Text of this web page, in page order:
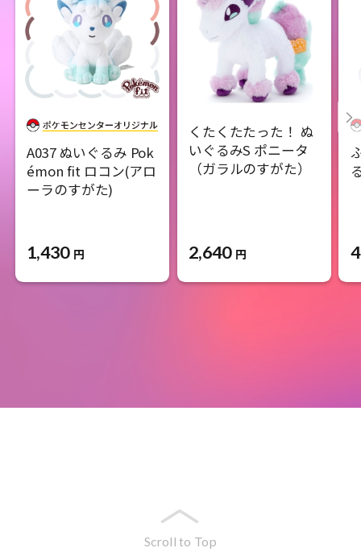
A037 ぬいぐるみ Pok
émon fit ロコン(アロ
ーラのすがた)
1,430 円
くたくたたった！ ぬ
いぐるみS ポニータ
（ガラルのすがた）
2,640 円
Scroll to Top